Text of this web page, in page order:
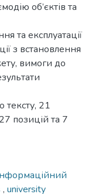
об’єктів та
та експлуатації
з встановлення
вимоги до
тексту, 21
позицій та 7
, university